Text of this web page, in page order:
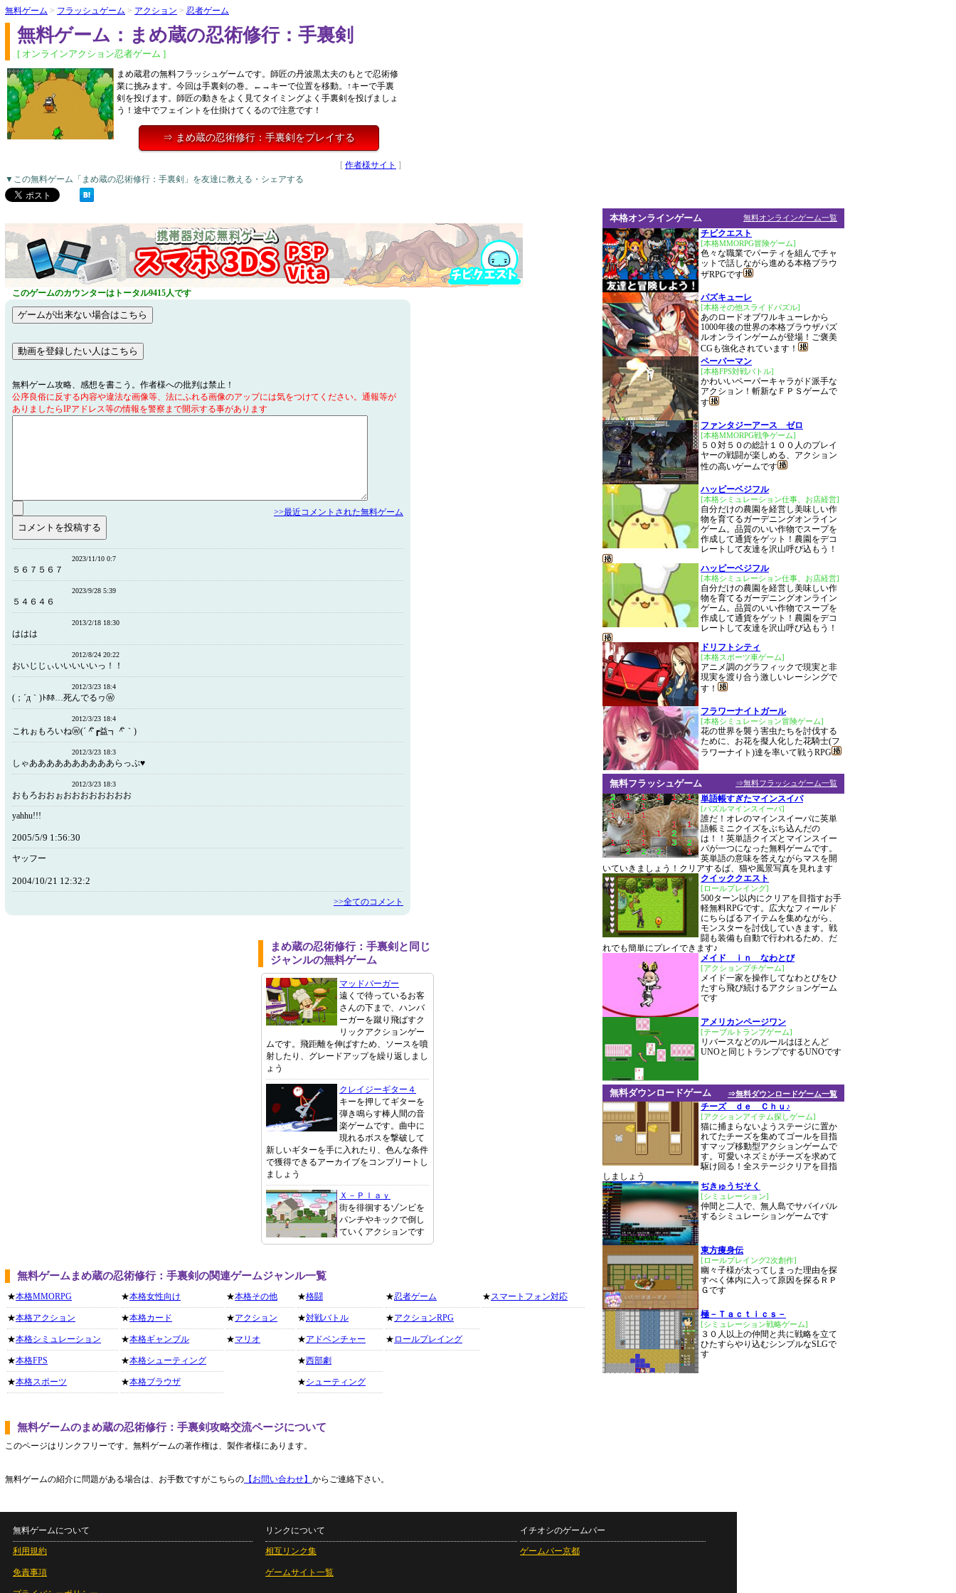
無料ゲーム > フラッシュゲーム > アクション > 忍者ゲーム
無料ゲーム：まめ蔵の忍術修行：手裏剣
[ オンラインアクション忍者ゲーム ]
まめ蔵君の無料フラッシュゲームです。師匠の丹波黒太夫のもとで忍術修
業に挑みます。今回は手裏剣の巻。←→キーで位置を移動。↑キーで手裏
剣を投げます。師匠の動きをよく見てタイミングよく手裏剣を投げましょ
う！途中でフェイントを仕掛けてくるので注意です！
⇒ まめ蔵の忍術修行：手裏剣をプレイする
[ 作者様サイト ]
▼この無料ゲーム「まめ蔵の忍術修行：手裏剣」を友達に教える・シェアする
このゲームのカウンターはトータル9415人です
無料ゲーム攻略、感想を書こう。作者様への批判は禁止！
公序良俗に反する内容や違法な画像等、法にふれる画像のアップには気をつけてください。通報等が
ありましたらIPアドレス等の情報を警察まで開示する事があります
>>最近コメントされた無料ゲーム
2023/11/10 0:7
５６７５６７
2023/9/28 5:39
５４６４６
2013/2/18 18:30
ははは
2012/8/24 20:22
おいじじぃいいいいいっ！！
2012/3/23 18:4
(；´д｀)ﾄﾎﾎ…死んでるヮⓦ
2012/3/23 18:4
これぉもろいねⓦ(´＾ิ┏益┓＾ิ｀)
2012/3/23 18:3
しゃああああああああああらっぷ♥
2012/3/23 18:3
おもろおおぉおおおおおおおお
yahhu!!!
2005/5/9 1:56:30
ヤッフー
2004/10/21 12:32:2
>>全てのコメント
まめ蔵の忍術修行：手裏剣と同じ
ジャンルの無料ゲーム
マッドバーガー
遠くで待っているお客
さんの下まで、ハンバ
ーガーを蹴り飛ばすク
リックアクションゲー
ムです。飛距離を伸ばすため、ソースを噴
射したり、グレードアップを繰り返しまし
ょう
クレイジーギター４
キーを押してギターを
弾き鳴らす棒人間の音
楽ゲームです。曲中に
現れるボスを撃破して
新しいギターを手に入れたり、色んな条件
で獲得できるアーカイブをコンプリートし
ましょう
Ｘ－Ｐｌａｙ
街を徘徊するゾンビを
パンチやキックで倒し
ていくアクションです
無料ゲームまめ蔵の忍術修行：手裏剣の関連ゲームジャンル一覧
★本格MMORPG
★本格アクション
★本格シミュレーション
★本格FPS
★本格スポーツ
★本格女性向け
★本格カード
★本格ギャンブル
★本格シューティング
★本格ブラウザ
★本格その他
★アクション
★マリオ
★格闘
★対戦バトル
★アドベンチャー
★西部劇
★シューティング
★忍者ゲーム
★アクションRPG
★ ロールプレイング
★スマートフォン対応
無料ゲームのまめ蔵の忍術修行：手裏剣攻略交流ページについて
このページはリンクフリーです。無料ゲームの著作権は、製作者様にあります。
無料ゲームの紹介に問題がある場合は、お手数ですがこちらの 【お問い合わせ】 からご連絡下さい。
無料オンラインゲーム一覧
本格オンラインゲーム
チビクエスト
[本格MMORPG冒険ゲーム]
色々な職業でパーティを組んでチャ
ットで話しながら進める本格ブラウ
ザRPGです
パズキューレ
[本格その他スライドパズル]
あのロードオブワルキューレから
1000年後の世界の本格ブラウザパズ
ルオンラインゲームが登場！ご褒美
CGも強化されています！
ペーパーマン
[本格FPS対戦バトル]
かわいいペーパーキャラがド派手な
アクション！斬新なＦＰＳゲームで
す
ファンタジーアース ゼロ
[本格MMORPG戦争ゲーム]
５０対５０の総計１００人のプレイ
ヤーの戦闘が楽しめる、アクション
性の高いゲームです
ハッピーベジフル
[本格シミュレーション仕事、お店経営]
自分だけの農園を経営し美味しい作
物を育てるガーデニングオンライン
ゲーム。品質のいい作物でスープを
作成して通貨をゲット！農園をデコ
レートして友達を沢山呼び込もう！
ハッピーベジフル
[本格シミュレーション仕事、お店経営]
自分だけの農園を経営し美味しい作
物を育てるガーデニングオンライン
ゲーム。品質のいい作物でスープを
作成して通貨をゲット！農園をデコ
レートして友達を沢山呼び込もう！
ドリフトシティ
[本格スポーツ車ゲーム]
アニメ調のグラフィックで現実と非
現実を渡り合う激しいレーシングで
す！
フラワーナイトガール
[本格シミュレーション冒険ゲーム]
花の世界を襲う害虫たちを討伐する
ために、お花を擬人化した花騎士(フ
ラワーナイト)達を率いて戦うRPG
⇒無料フラッシュゲーム一覧
無料フラッシュゲーム
単語帳すぎたマインスイパ
[パズルマインスイーパ]
誰だ！オレのマインスイーパに英単
語帳ミニクイズをぶち込んだの
は！！英単語クイズとマインスイー
パが一つになった無料ゲームです。
英単語の意味を答えながらマスを開
いていきましょう！クリアするば、猫や風景写真を見れます
クイッククエスト
[ロールプレイング]
500ターン以内にクリアを目指すお手
軽無料RPGです。広大なフィールド
にちらばるアイテムを集めながら、
モンスターを討伐していきます。戦
闘も装備も自動で行われるため、だ
れでも簡単にプレイできます♪
メイド ｉｎ なわとび
[アクションプチゲーム]
メイド一家を操作してなわとびをひ
たすら飛び続けるアクションゲーム
です
アメリカンページワン
[テーブルトランプゲーム]
リバースなどのルールはほとんど
UNOと同じトランプでするUNOです
⇒無料ダウンロードゲーム一覧
無料ダウンロードゲーム
チーズ ｄｅ Ｃｈｕ♪
[アクションアイテム探しゲーム]
猫に捕まらないようステージに置か
れてたチーズを集めてゴールを目指
すマップ移動型アクションゲームで
す。可愛いネズミがチーズを求めて
駆け回る！全ステージクリアを目指
しましょう
ぢきゅうぢそく
[シミュレーション]
仲間と二人で、無人島でサバイバル
するシミュレーションゲームです
東方痩身伝
[ロールプレイング2次創作]
幽々子様が太ってしまった理由を探
すべく体内に入って原因を探るＲＰ
Ｇです
極－Ｔａｃｔｉｃｓ－
[シミュレーション戦略ゲーム]
３０人以上の仲間と共に戦略を立て
ひたすらやり込むシンプルなSLGで
す
無料ゲームについて
利用規約
免責事項
リンクについて
相互リンク集
ゲームサイト一覧
イチオシのゲームバー
ゲームバー京都